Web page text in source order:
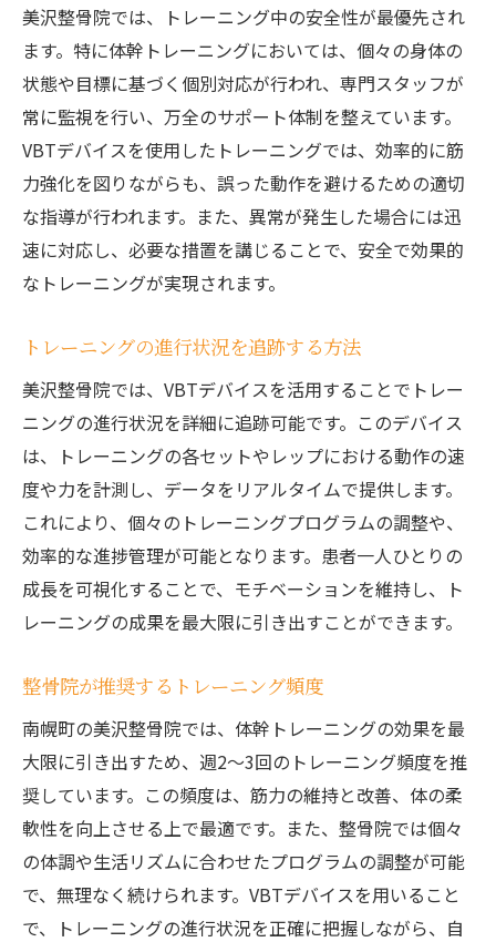
美沢整骨院では、トレーニング中の安全性が最優先され
ます。特に体幹トレーニングにおいては、個々の身体の
状態や目標に基づく個別対応が行われ、専門スタッフが
常に監視を行い、万全のサポート体制を整えています。
VBTデバイスを使用したトレーニングでは、効率的に筋
力強化を図りながらも、誤った動作を避けるための適切
な指導が行われます。また、異常が発生した場合には迅
速に対応し、必要な措置を講じることで、安全で効果的
なトレーニングが実現されます。
トレーニングの進行状況を追跡する方法
美沢整骨院では、VBTデバイスを活用することでトレー
ニングの進行状況を詳細に追跡可能です。このデバイス
は、トレーニングの各セットやレップにおける動作の速
度や力を計測し、データをリアルタイムで提供します。
これにより、個々のトレーニングプログラムの調整や、
効率的な進捗管理が可能となります。患者一人ひとりの
成長を可視化することで、モチベーションを維持し、ト
レーニングの成果を最大限に引き出すことができます。
整骨院が推奨するトレーニング頻度
南幌町の美沢整骨院では、体幹トレーニングの効果を最
大限に引き出すため、週2〜3回のトレーニング頻度を推
奨しています。この頻度は、筋力の維持と改善、体の柔
軟性を向上させる上で最適です。また、整骨院では個々
の体調や生活リズムに合わせたプログラムの調整が可能
で、無理なく続けられます。VBTデバイスを用いること
で、トレーニングの進行状況を正確に把握しながら、自